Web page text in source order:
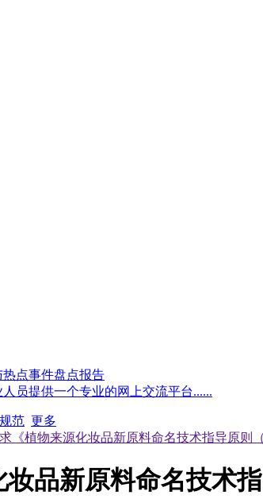
热点事件盘点报告
员提供一个专业的网上交流平台......
范 更多
《植物来源化妆品新原料命名技术指导原则
品新原料命名技术